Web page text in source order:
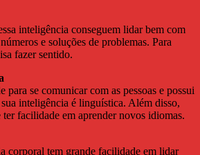
inteligência conseguem lidar bem com
e soluções de problemas. Para
fazer sentido.
para se comunicar com as pessoas e possui
inteligência é linguística. Além disso,
facilidade em aprender novos idiomas.
corporal tem grande facilidade em lidar